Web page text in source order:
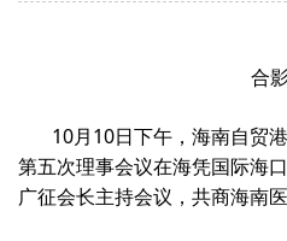
合
10月10日下午，海南自贸
第五次理事会议在海凭国际海
广征会长主持会议，共商海南